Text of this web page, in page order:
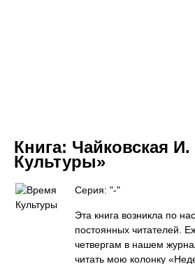
Книга: Чайковская
Культуры»
Серия: "-"
Эта книга возникла по
постоянных читателей.
четвергам в нашем
читать мою колонку